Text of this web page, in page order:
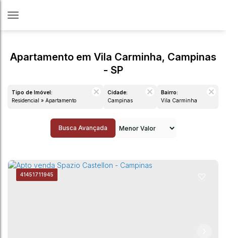
Apartamento em Vila Carminha, Campinas
- SP
Tipo de Imóvel:
Residencial » Apartamento
Cidade:
Campinas
Bairro:
Vila Carminha
Busca Avançada
41451711945